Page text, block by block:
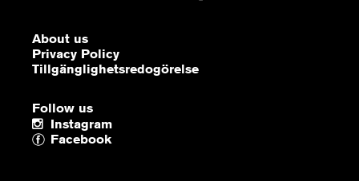
About us
Privacy Policy
Tillgänglighetsredogörelse
Follow us
Instagram
Facebook